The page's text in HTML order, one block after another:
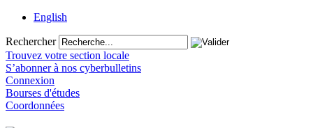
English
Rechercher
Trouvez votre section locale
S’abonner à nos cyberbulletins
Connexion
Bourses d'études
Coordonnées